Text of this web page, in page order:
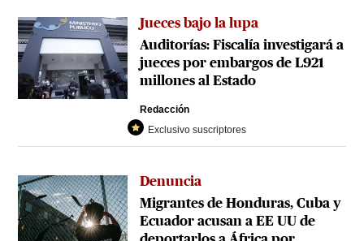
Jueces bajo la lupa
Auditorías: Fiscalía investigará a
jueces por embargos de L921
millones al Estado
Redacción
Exclusivo suscriptores
Denuncia
Migrantes de Honduras, Cuba y
Ecuador acusan a EE UU de